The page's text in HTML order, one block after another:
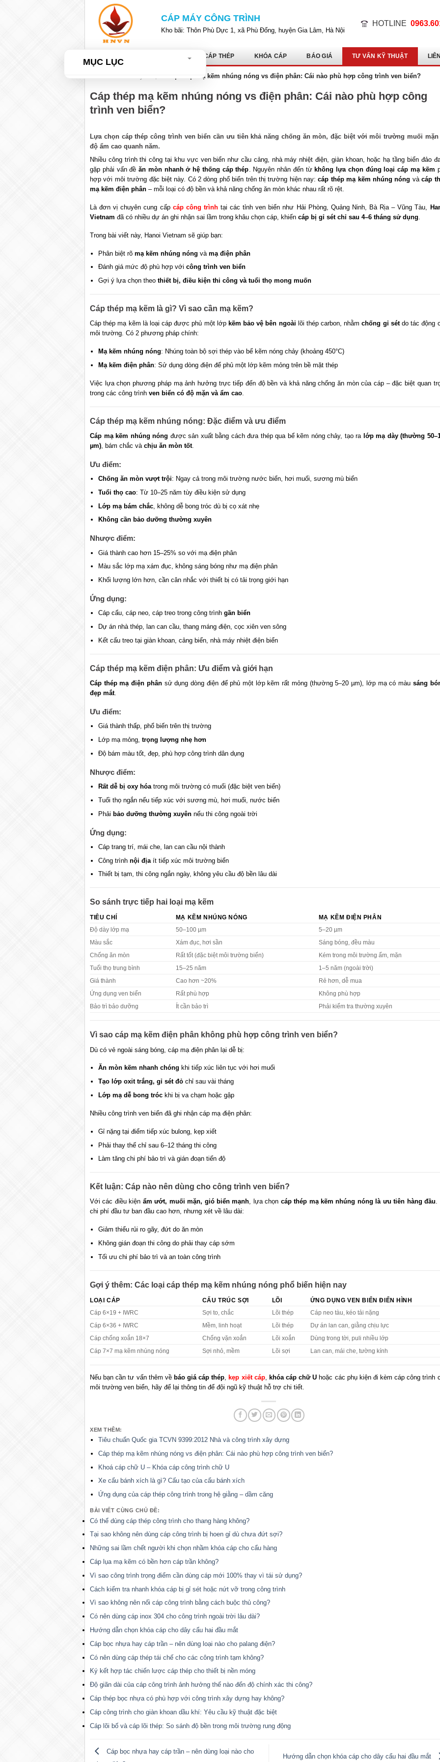
CÁP MÁY CÔNG TRÌNH
Kho bãi: Thôn Phù Dực 1, xã Phù Đổng, huyện Gia Lâm, Hà Nội
HOTLINE
CÁP THÉP KHÓA CÁP BÁO GIÁ TƯ VẤN KỸ THUẬT
Cáp thép mạ kẽm nhúng nóng vs điện phân: Cái nào phù hợp công trình ven biển?
Cáp thép mạ kẽm nhúng nóng vs điện phân: Cái nào phù hợp công
trình ven biển?
MỤC LỤC
Lựa chọn cáp thép công trình ven biển cần ưu tiên khả năng chống ăn mòn, đặc biệt với môi trường muối mặn
độ ẩm cao quanh năm.
Nhiều công trình thi công tại khu vực ven biển như cầu cảng, nhà máy nhiệt điện, giàn khoan, hoặc hạ tầng biển đảo
gặp phải vấn đềăn mòn nhanh ở hệ thống cáp thép . Nguyên nhân đến từ không lựa chọn đúng loại cáp mạ kẽm
hợp với môi trường đặc biệt này. Có 2 dòng phổ biến trên thị trường hiện nay:cáp thép mạ kẽm nhúng nóng vàcáp
mạ kẽm điện phân – mỗi loại có độ bền và khả năng chống ăn mòn khác nhau rất rõ rệt.
Là đơn vị chuyên cung cấp cáp công trìnhtại các tỉnh ven biển như Hải Phòng, Quảng Ninh, Bà Rịa – Vũng Tàu,
Vietnam đã có nhiều dự án ghi nhận sai lầm trong khâu chọn cáp, khiến cáp bị gỉ sét chỉ sau 4–6 tháng sử dụng
Trong bài viết này, Hanoi Vietnam sẽ giúp bạn:
Phân biệt rõ mạ kẽm nhúng nóng và mạ điện phân
Đánh giá mức độ phù hợp với công trình ven biển
Gợi ý lựa chọn theo thiết bị, điều kiện thi công và tuổi thọ mong muốn
Cáp thép mạ kẽm là gì? Vì sao cần mạ kẽm?
Cáp thép mạ kẽm là loại cáp được phủ một lớp kẽm bảo vệ bên ngoài lõi thép carbon, nhằmchống gỉ sétdo tác động
môi trường. Có 2 phương pháp chính:
Mạ kẽm nhúng nóng: Nhúng toàn bộ sợi thép vào bể kẽm nóng chảy (khoảng 450°C)
Mạ kẽm điện phân: Sử dụng dòng điện để phủ một lớp kẽm mỏng trên bề mặt thép
Việc lựa chọn phương pháp mạ ảnh hưởng trực tiếp đến độ bền và khả năng chống ăn mòn của cáp – đặc biệt quan
trong các công trình ven biển có độ mặn và ẩm cao
Cáp thép mạ kẽm nhúng nóng: Đặc điểm và ưu điểm
Cáp mạ kẽm nhúng nóng được sản xuất bằng cách đưa thép qua bể kẽm nóng chảy, tạo ra lớp mạ dày (thường
µm) , bám chắc và chịu ăn mòn tốt.
Ưu điểm:
Chống ăn mòn vượt trội: Ngay cả trong môi trường nước biển, hơi muối, sương mù biển
Tuổi thọ cao: Từ 10–25 năm tùy điều kiện sử dụng
Lớp mạ bám chắc, không dễ bong tróc dù bị cọ xát nhẹ
Không cần bảo dưỡng thường xuyên
Nhược điểm:
Giá thành cao hơn 15–25% so với mạ điện phân
Màu sắc lớp mạ xám đục, không sáng bóng như mạ điện phân
Khối lượng lớn hơn, cần cân nhắc với thiết bị có tải trọng giới hạn
Ứng dụng:
Cáp cẩu, cáp neo, cáp treo trong công trình gần biển
Dự án nhà thép, lan can cầu, thang máng điện, cọc xiên ven sông
Kết cấu treo tại giàn khoan, cảng biển, nhà máy nhiệt điện biển
Cáp thép mạ kẽm điện phân: Ưu điểm và giới hạn
Cáp thép mạ điện phânsử dụng dòng điện để phủ một lớp kẽm rất mỏng (thường 5–20 µm), lớp mạ có màu sáng
đẹp mắt.
Ưu điểm:
Giá thành thấp, phổ biến trên thị trường
Lớp mạ mỏng, trọng lượng nhẹ hơn
Độ bám màu tốt, đẹp, phù hợp công trình dân dụng
Nhược điểm:
Rất dễ bị oxy hóatrong môi trường có muối (đặc biệt ven biển)
Tuổi thọ ngắn nếu tiếp xúc với sương mù, hơi muối, nước biển
Phải bảo dưỡng thường xuyênnếu thi công ngoài trời
Ứng dụng:
Cáp trang trí, mái che, lan can cầu nội thành
Công trình nội địaít tiếp xúc môi trường biển
Thiết bị tạm, thi công ngắn ngày, không yêu cầu độ bền lâu dài
So sánh trực tiếp hai loại mạ kẽm
TIÊU CHÍ MẠ KẼM NHÚNG NÓNG
MẠ KẼM ĐIỆN PHÂN
Độ dày lớp mạ
50–100 µm
5–20 µm
Màu sắc
Xám đục, hơi sần
Sáng bóng, đều màu
Chống ăn mòn
Rất tốt (đặc biệt môi trường biển)
Kém trong môi trường ẩm, mặn
Tuổi thọ trung bình
15–25 năm
1–5 năm (ngoài trời)
Giá thành
Cao hơn ~20%
Rẻ hơn, dễ mua
Ứng dụng ven biển
Rất phù hợp
Không phù hợp
Bảo trì bảo dưỡng
Ít cần bảo trì Phải kiểm tra thường xuyên
Vì sao cáp mạ kẽm điện phân không phù hợp công trình ven biển?
Dù có vẻ ngoài sáng bóng, cáp mạ điện phân lại dễ bị:
Ăn mòn kẽm nhanh chóng khi tiếp xúc liên tục với hơi muối
Tạo lớp oxit trắng, gỉ sét đỏchỉ sau vài tháng
Lớp mạ dễ bong tróckhi bị va chạm hoặc gập
Nhiều công trình ven biển đã ghi nhận cáp mạ điện phân:
Gỉ nặng tại điểm tiếp xúc bulong, kẹp xiết
Phải thay thế chỉ sau 6–12 tháng thi công
Làm tăng chi phí bảo trì và gián đoạn tiến độ
Kết luận: Cáp nào nên dùng cho công trình ven biển?
Với các điều kiện ẩm ướt, muối mặn, gió biển mạnh, lựa chọn cáp thép mạ kẽm nhúng nóng là ưu tiên hàng đầu.
chi phí đầu tư ban đầu cao hơn, nhưng xét về lâu dài:
Giảm thiểu rủi ro gãy, đứt do ăn mòn
Không gián đoạn thi công do phải thay cáp sớm
Tối ưu chi phí bảo trì và an toàn công trình
Gợi ý thêm: Các loại cáp thép mạ kẽm nhúng nóng phổ biến hiện nay
LOẠI CÁP CẤU TRÚC SỢI LÕI
ỨNG DỤNG VEN BIỂN ĐIỂN HÌNH
Cáp 6×19 + IWRC
Sợi to, chắc Lõi thép
Cáp neo tàu, kéo tải nặng
Cáp 6×36 + IWRC
Mềm, linh hoạt Lõi thép
Dự án lan can, giằng chịu lực
Cáp chống xoắn 18×7
Chống vặn xoắn Lõi xoắn
Dùng trong tời, puli nhiều lớp
Cáp 7×7 mạ kẽm nhúng nóng
Sợi nhỏ, mềm Lõi sợi Lan can, mái che, tường kính
Nếu bạn cần tư vấn thêm về báo giá cáp thép kẹp xiết cáp, khóa cáp chữ U hoặc các phụ kiện đi kèm cáp công trình
môi trường ven biển, hãy để lại thông tin để đội ngũ kỹ thuật hỗ trợ chi tiết.
XEM THÊM:
Tiêu chuẩn Quốc gia TCVN 9399:2012 Nhà và công trình xây dựng
Cáp thép mạ kẽm nhúng nóng vs điện phân: Cái nào phù hợp công trình ven biển?
Khoá cáp chữ U – Khóa cáp công trình chữ U
Xe cẩu bánh xích là gì? Cấu tạo của cẩu bánh xích
Ứng dụng của cáp thép công trình trong hệ giằng – dầm căng
BÀI VIẾT CÙNG CHỦ ĐỀ:
Có thể dùng cáp thép công trình cho thang hàng không?
Tại sao không nên dùng cáp công trình bị hoen gỉ dù chưa đứt sợi?
Những sai lầm chết người khi chọn nhầm khóa cáp cho cẩu hàng
Cáp lụa mạ kẽm có bền hơn cáp trần không?
Vì sao công trình trọng điểm cần dùng cáp mới 100% thay vì tái sử dụng?
Cách kiểm tra nhanh khóa cáp bị gỉ sét hoặc nứt vỡ trong công trình
Vì sao không nên nối cáp công trình bằng cách buộc thủ công?
Có nên dùng cáp inox 304 cho công trình ngoài trời lâu dài?
Hướng dẫn chọn khóa cáp cho dây cẩu hai đầu mắt
Cáp bọc nhựa hay cáp trần – nên dùng loại nào cho palang điện?
Có nên dùng cáp thép tái chế cho các công trình tạm không?
Ký kết hợp tác chiến lược cáp thép cho thiết bị nền móng
Độ giãn dài của cáp công trình ảnh hưởng thế nào đến độ chính xác thi công?
Cáp thép bọc nhựa có phù hợp với công trình xây dựng hay không?
Cáp công trình cho giàn khoan dầu khí: Yêu cầu kỹ thuật đặc biệt
Cáp lõi bố và cáp lõi thép: So sánh độ bền trong môi trường rung động
Cáp bọc nhựa hay cáp trần – nên dùng loại nào cho
Hướng dẫn chọn khóa cáp cho dây cẩu hai đầu mắt